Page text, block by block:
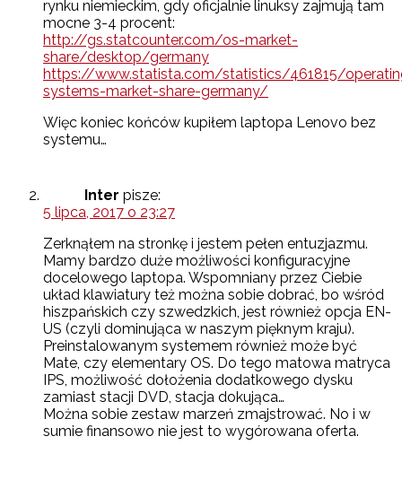
rynku niemieckim, gdy oficjalnie linuksy zajmują tam
mocne 3-4 procent:
http://gs.statcounter.com/os-market-
share/desktop/germany
https://www.statista.com/statistics/461815/
systems-market-share-germany/
Więc koniec końców kupiłem laptopa Lenovo bez
systemu…
Inter pisze:
5 lipca, 2017 o 23:27
Zerknąłem na stronkę i jestem pełen entuzjazmu.
Mamy bardzo duże możliwości konfiguracyjne
docelowego laptopa. Wspomniany przez Ciebie
układ klawiatury też można sobie dobrać, bo wśród
hiszpańskich czy szwedzkich, jest również opcja EN-
US (czyli dominująca w naszym pięknym kraju).
Preinstalowanym systemem również może być
Mate, czy elementary OS. Do tego matowa matryca
IPS, możliwość dołożenia dodatkowego dysku
zamiast stacji DVD, stacja dokująca…
Można sobie zestaw marzeń zmajstrować. No i w
sumie finansowo nie jest to wygórowana oferta.